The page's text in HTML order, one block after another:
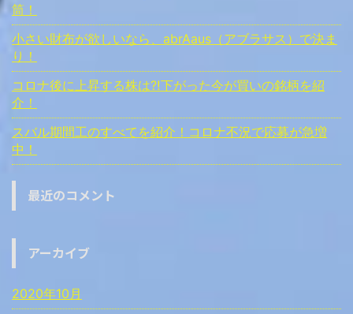
筒！
小さい財布が欲しいなら、abrAaus（アブラサス）で決ま
り！
コロナ後に上昇する株は⁈下がった今が買いの銘柄を紹
介！
スバル期間工のすべてを紹介！コロナ不況で応募が急増
中！
最近のコメント
アーカイブ
2020年10月